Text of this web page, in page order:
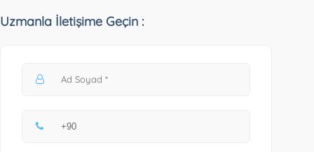
Uzmanla İletişime Geçin :